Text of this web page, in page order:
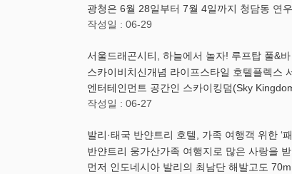
광청은 6월 28일부터 7월 4일까지 청담동 연
작성일 : 06-29
서울드래곤시티, 하늘에서 놀자! 루프탑 풀&바
스카이비치신개념 라이프스타일 호텔플렉스
엔터테인먼트 공간인 스카이킹덤(Sky
작성일 : 06-27
발리·태국 반얀트리 호텔, 가족 여행객 위한 ‘
반얀트리 웅가산가족 여행지로 많은 사랑을
먼저 인도네시아 발리의 최남단 해발고도